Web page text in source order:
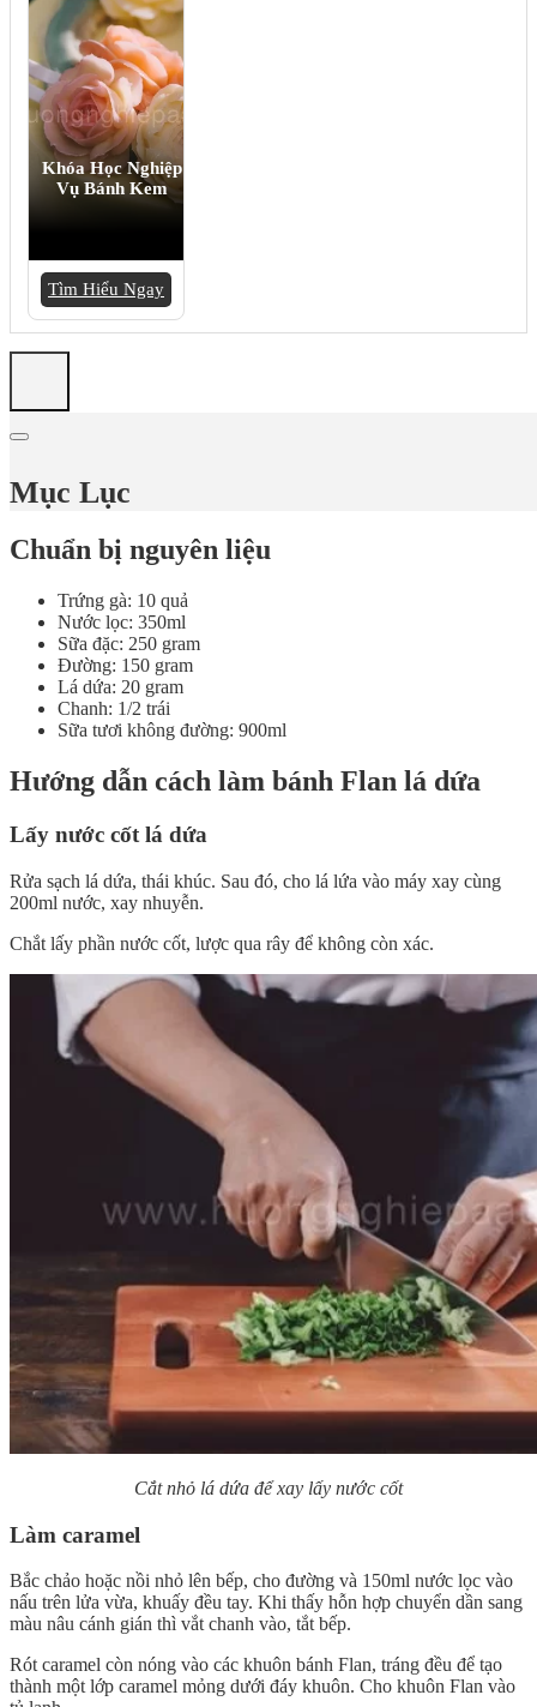
Khóa Học Nghiệp
Vụ Bánh Kem
Tìm Hiểu Ngay
Mục Lục
Chuẩn bị nguyên liệu
Trứng gà: 10 quả
Nước lọc: 350ml
Sữa đặc: 250 gram
Đường: 150 gram
Lá dứa: 20 gram
Chanh: 1/2 trái
Sữa tươi không đường: 900ml
Hướng dẫn cách làm bánh Flan lá dứa
Lấy nước cốt lá dứa
Rửa sạch lá dứa, thái khúc. Sau đó, cho lá lứa vào máy xay cùng
200ml nước, xay nhuyễn.
Chắt lấy phần nước cốt, lược qua rây để không còn xác.
Cắt nhỏ lá dứa để xay lấy nước cốt
Làm caramel
Bắc chảo hoặc nồi nhỏ lên bếp, cho đường và 150ml nước lọc vào
nấu trên lửa vừa, khuấy đều tay. Khi thấy hỗn hợp chuyển dần sang
màu nâu cánh gián thì vắt chanh vào, tắt bếp.
Rót caramel còn nóng vào các khuôn bánh Flan, tráng đều để tạo
thành một lớp caramel mỏng dưới đáy khuôn. Cho khuôn Flan vào